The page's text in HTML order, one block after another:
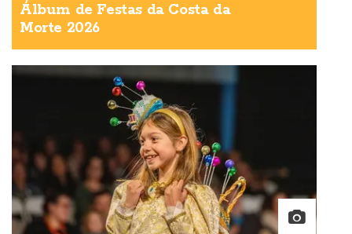
Álbum de Festas da Costa da
Morte 2026